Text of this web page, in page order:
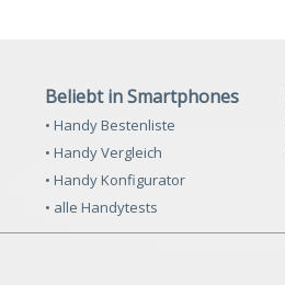
Beliebt in Smartphones
• Handy Bestenliste
• Handy Vergleich
• Handy Konfigurator
• alle Handytests